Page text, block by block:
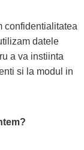
confidentialitatea
datele
a va instiinta
si la modul in